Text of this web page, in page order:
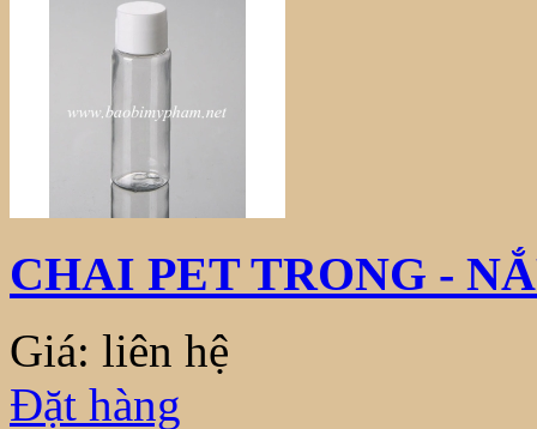
CHAI PET TRONG -
Giá: liên hệ
Đặt hàng